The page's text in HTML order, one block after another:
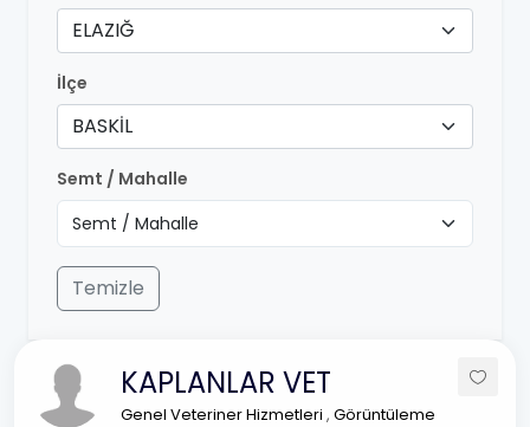
ELAZIĞ
İlçe
BASKİL
Semt / Mahalle
Temizle
KAPLANLAR VET
Genel Veteriner Hizmetleri , Görüntüleme